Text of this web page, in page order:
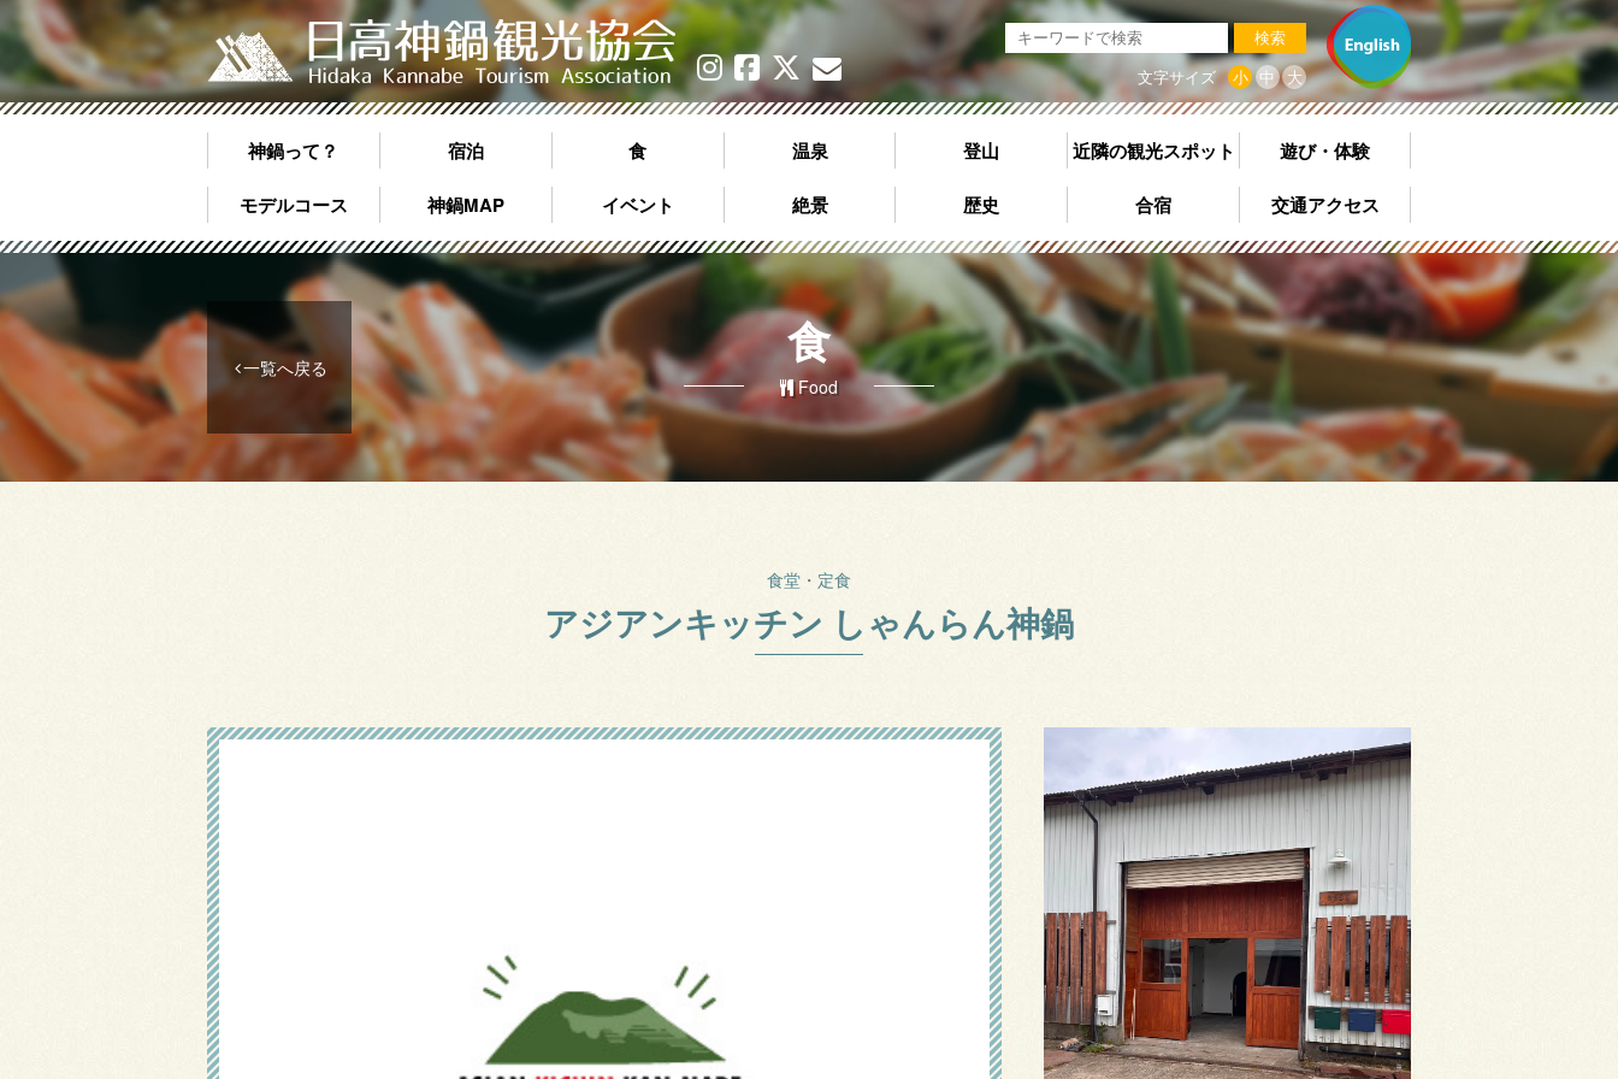
日高神鍋観光協会《公式サイト》 検索
文字サイズ 小 中 大
神鍋って？ 宿泊 食 温泉 登山 近隣の観光スポット 遊び・体験
モデルコース 神鍋MAP イベント 絶景 歴史 合宿 交通アクセス
食
Food
一覧へ戻る
食堂・定食
アジアンキッチン しゃんらん神鍋